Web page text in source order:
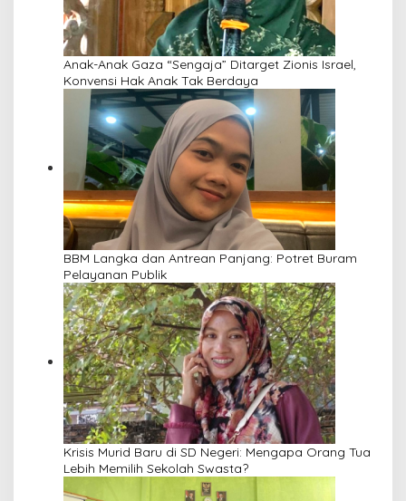
Anak-Anak Gaza “Sengaja” Ditarget Zionis Israel,
Konvensi Hak Anak Tak Berdaya
BBM Langka dan Antrean Panjang: Potret Buram
Pelayanan Publik
Krisis Murid Baru di SD Negeri: Mengapa Orang Tua
Lebih Memilih Sekolah Swasta?